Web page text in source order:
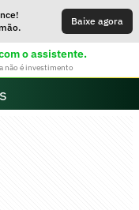
Baixe agora
o assistente.
não é investimento